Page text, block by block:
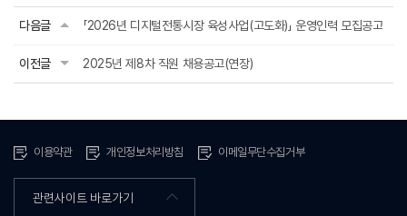
다음글 「2026년 디지털전통시장 육성사업(고도화)」 운영인력 모집공고
이전글 2025년 제8차 직원 채용공고(연장)
이용약관 개인정보처리방침 이메일무단수집거부
관련사이트 바로가기